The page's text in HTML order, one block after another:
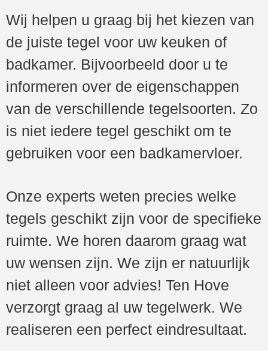
Wij helpen u graag bij het kiezen van
de juiste tegel voor uw keuken of
badkamer. Bijvoorbeeld door u te
informeren over de eigenschappen
van de verschillende tegelsoorten. Zo
is niet iedere tegel geschikt om te
gebruiken voor een badkamervloer.
Onze experts weten precies welke
tegels geschikt zijn voor de specifieke
ruimte. We horen daarom graag wat
uw wensen zijn. We zijn er natuurlijk
niet alleen voor advies! Ten Hove
verzorgt graag al uw tegelwerk. We
realiseren een perfect eindresultaat.